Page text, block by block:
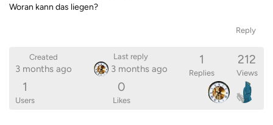
Woran kann das liegen?
Reply
Created
3 months ago
Last reply
3 months ago
1
Replies
212
Views
1
Users
0
Likes